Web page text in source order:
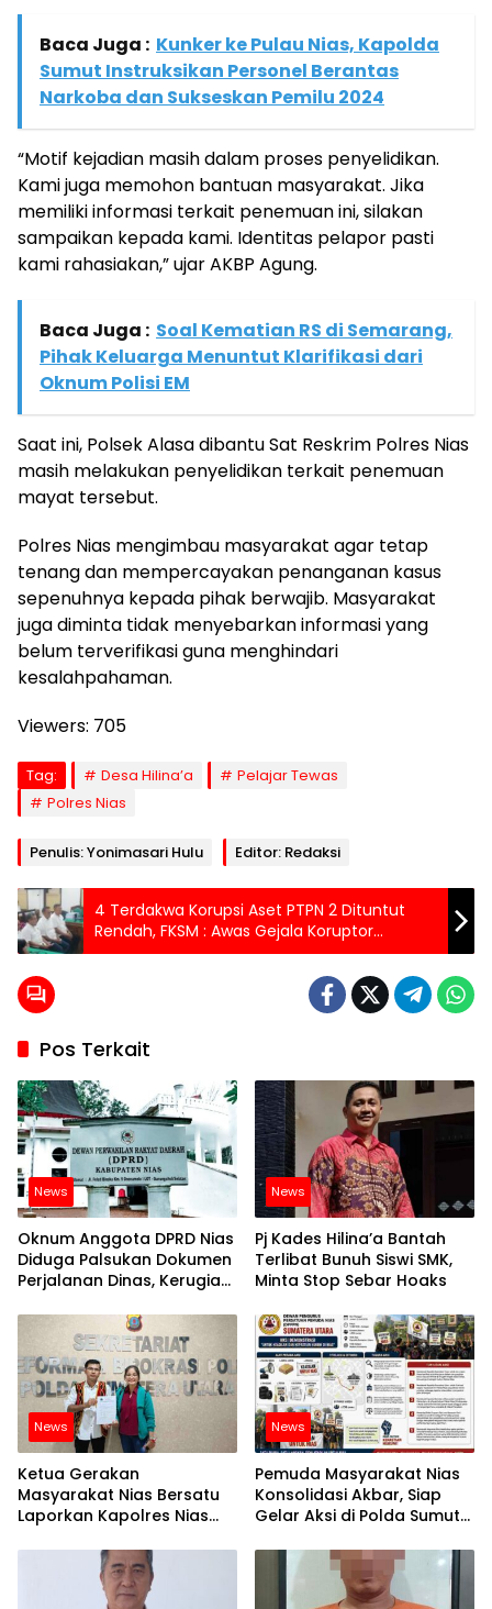
Baca Juga : Kunker ke Pulau Nias, Kapolda
Sumut Instruksikan Personel Berantas
Narkoba dan Sukseskan Pemilu 2024
“Motif kejadian masih dalam proses penyelidikan.
Kami juga memohon bantuan masyarakat. Jika
memiliki informasi terkait penemuan ini, silakan
sampaikan kepada kami. Identitas pelapor pasti
kami rahasiakan,” ujar AKBP Agung.
Baca Juga : Soal Kematian RS di Semarang,
Pihak Keluarga Menuntut Klarifikasi dari
Oknum Polisi EM
Saat ini, Polsek Alasa dibantu Sat Reskrim Polres Nias
masih melakukan penyelidikan terkait penemuan
mayat tersebut.
Polres Nias mengimbau masyarakat agar tetap
tenang dan mempercayakan penanganan kasus
sepenuhnya kepada pihak berwajib. Masyarakat
juga diminta tidak menyebarkan informasi yang
belum terverifikasi guna menghindari
kesalahpahaman.
Viewers: 705
Tag: Desa Hilina’a
Pelajar Tewas
Polres Nias
Penulis: Yonimasari Hulu Editor: Redaksi
4 Terdakwa Korupsi Aset PTPN 2 Dituntut
Rendah, FKSM : Awas Gejala Koruptor
Kembali Berpesta
Pos Terkait
News
Oknum Anggota DPRD Nias
Diduga Palsukan Dokumen
Perjalanan Dinas, Kerugian
News
Pj Kades Hilina’a Bantah
Terlibat Bunuh Siswi SMK,
Minta Stop Sebar Hoaks
News
Ketua Gerakan
Masyarakat Nias Bersatu
Laporkan Kapolres Nias
Polda Sumut
News
Pemuda Masyarakat Nias
Konsolidasi Akbar, Siap
Gelar Aksi di Polda Sumut
Kapolres Nias